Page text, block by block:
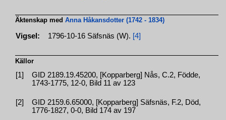
Äktenskap medAnna Håkansdotter (1742 - 1834)
Vigsel: 1796-10-16 Säfsnäs (W). [4]
Källor
[1]
GID 2189.19.45200, [Kopparberg] Nås, C.2, Födde,
1743-1775, 12-0, Bild 11 av 123
[2]
GID 2159.6.65000, [Kopparberg] Säfsnäs, F.2, Död,
1776-1827, 0-0, Bild 174 av 197